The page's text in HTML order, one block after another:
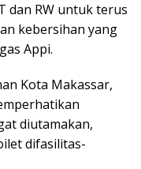
dan RW untuk terus
kebersihan yang
Appi.
Kota Makassar,
diutamakan,
difasilitas-